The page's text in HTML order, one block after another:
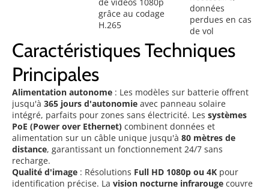
de vidéos 1080p
grâce au codage
H.265
données
perdues en cas
de vol
Caractéristiques Techniques
Principales
Alimentation autonome : Les modèles sur batterie offrent
jusqu'à 365 jours d'autonomie avec panneau solaire
intégré, parfaits pour zones sans électricité. Les systèmes
PoE (Power over Ethernet) combinent données et
alimentation sur un câble unique jusqu'à 80 mètres de
distance, garantissant un fonctionnement 24/7 sans
recharge.
Qualité d'image : Résolutions Full HD 1080p ou 4K pour
identification précise. La vision nocturne infrarouge couvre